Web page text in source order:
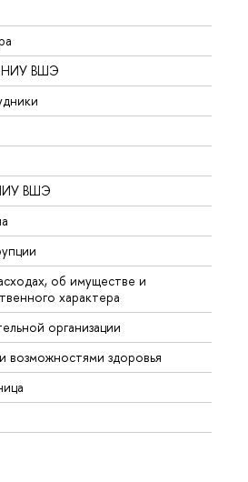
НИУ ВШЭ
ВШЭ
об имуществе и
характера
организации
возможностями здоровья